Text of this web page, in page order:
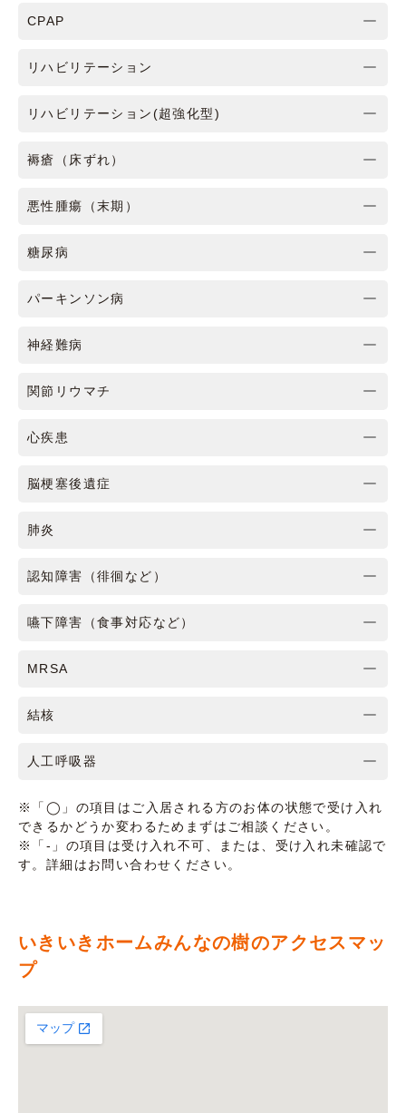
CPAP
リハビリテーション
リハビリテーション(超強化型)
褥瘡（床ずれ）
悪性腫瘍（末期）
糖尿病
パーキンソン病
神経難病
関節リウマチ
心疾患
脳梗塞後遺症
肺炎
認知障害（徘徊など）
嚥下障害（食事対応など）
MRSA
結核
人工呼吸器
※「◯」の項目はご入居される方のお体の状態で受け入れ
できるかどうか変わるためまずはご相談ください。
※「-」の項目は受け入れ不可、または、受け入れ未確認で
す。詳細はお問い合わせください。
いきいきホームみんなの樹のアクセスマッ
プ